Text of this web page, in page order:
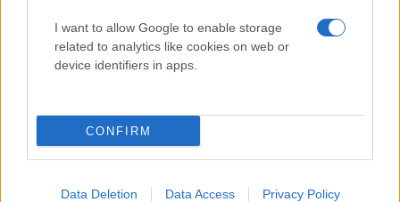
I want to allow Google to enable storage
related to analytics like cookies on web or
device identifiers in apps.
CONFIRM
Data Deletion Data Access Privacy Policy
τεχνολογίες όπως η θεραπεία με έντονο παλμικό φως. Άρα, η
σύγχρονη προσέγγιση πρέπει να είναι εξατομικευμένη. Δεν
αντιμετωπίζουμε απλώς το σύμπτωμα της ξηρότητας, αλλά
προσπαθούμε να διορθώσουμε τον μηχανισμό που το
προκαλεί, ώστε να πετύχουμε μια ουσιαστική και
Ερ: Το καλοκαίρι που είναι πιο έντονο το πρόβλημα λόγω
ζέστης τι προσέχουμε;